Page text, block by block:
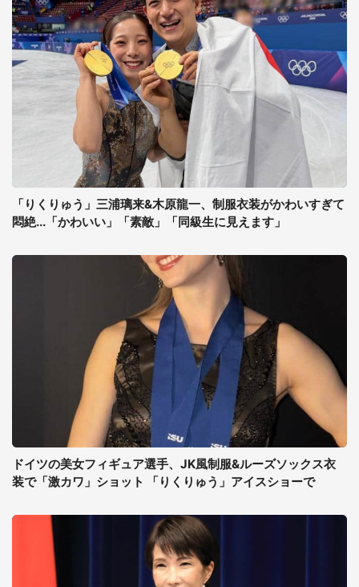
「りくりゅう」三浦璃来&木原龍一、制服衣装がかわいすぎて
悶絶...「かわいい」「素敵」「同級生に見えます」
ドイツの美女フィギュア選手、JK風制服&ルーズソックス衣
装で「激カワ」ショット 「りくりゅう」アイスショーで